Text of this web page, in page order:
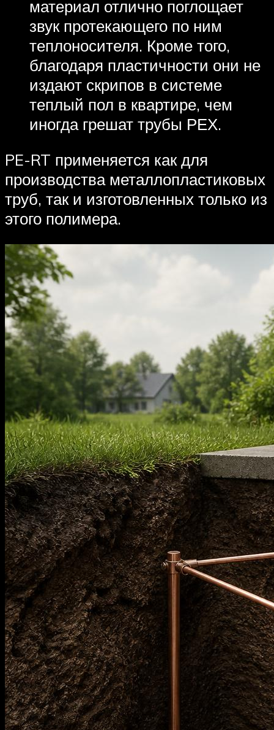
материал отлично поглощает
звук протекающего по ним
теплоносителя. Кроме того,
благодаря пластичности они не
издают скрипов в системе
теплый пол в квартире, чем
иногда грешат трубы РЕХ.
PE-RT применяется как для
производства металлопластиковых
труб, так и изготовленных только из
этого полимера.